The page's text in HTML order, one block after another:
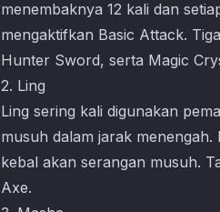
menembaknya 12 kali dan
mengaktifkan Basic Attack.
Hunter Sword, serta Magic
2. Ling
Ling sering kali digunakan
musuh dalam jarak
kebal akan serangan musuh.
Axe.